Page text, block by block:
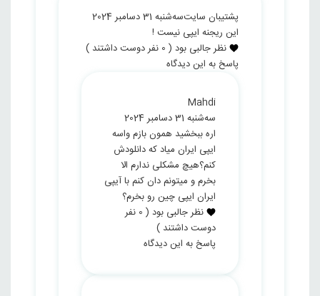
پشتیبان سایتسه‌شنبه 31 دسامبر 2024
این ریجنه ایپی نیست !
نظر جالبی بود (
0 نفر دوست داشتند )
پاسخ به این دیدگاه
Mahdi
سه‌شنبه 31 دسامبر 2024
اره ببخشید همون بازم واسه
ایپی ایران میاد که دانلودش
کنم؟هیچ مشکلی ندارم الا
بخرم و میتونم دان کنم با آیپی
ایران ایپی چین رو بخرم؟
نظر جالبی بود (
0 نفر
دوست داشتند )
پاسخ به این دیدگاه